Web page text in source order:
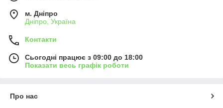
м. Дніпро
Дніпро, Україна
Контакти
Сьогодні працює з 09:00 до 18:00
Показати весь графік роботи
Про нас